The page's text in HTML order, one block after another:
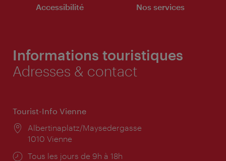
Accessibilité Nos services
Informations touristiques
Adresses & contact
Tourist-Info Vienne
Lieu:
Albertinaplatz/Maysedergasse
1010 Vienne
Horaires
Tous les jours de 9h à 18h